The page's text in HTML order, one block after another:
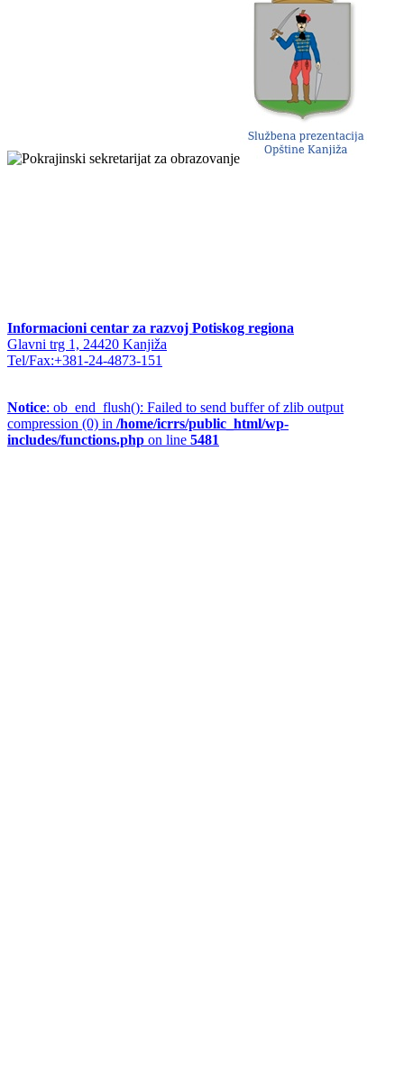
Informacioni centar za razvoj Potiskog regiona
Glavni trg 1, 24420 Kanjiža
Tel/Fax:+381-24-4873-151
Notice: ob_end_flush(): Failed to send buffer of zlib output
compression (0) in /home/icrrs/public_html/wp-
includes/functions.php on line 5481